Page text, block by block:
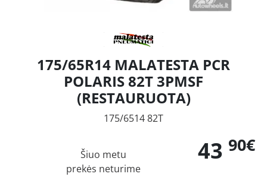
175/65R14 MALATESTA PCR
POLARIS 82T 3PMSF
(RESTAURUOTA)
175/6514 82T
43 90€
Šiuo metu
prekės neturime